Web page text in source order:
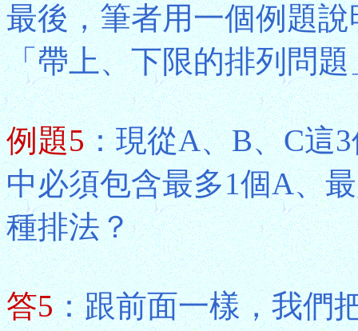
最後，筆者用一個例題
「帶上、下限的排列問題
例題5：現從A、B、C這
中必須包含最多1個A、
種排法？
答5：跟前面一樣，我們